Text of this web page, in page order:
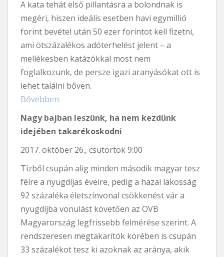
A kata tehát első pillantásra a bolondnak is
megéri, hiszen ideális esetben havi egymillió
forint bevétel után 50 ezer forintot kell fizetni,
ami ötszázalékos adóterhelést jelent – a
mellékesben katázókkal most nem
foglalkozunk, de persze igazi aranyásókat ott is
lehet találni bőven.
Bővebben
Nagy bajban leszünk, ha nem kezdünk
idejében takarékoskodni
2017. október 26., csütörtök 9:00
Tízből csupán alig minden második magyar tesz
félre a nyugdíjas éveire, pedig a hazai lakosság
92 százaléka életszínvonal csökkenést vár a
nyugdíjba vonulást követően az OVB
Magyarország legfrissebb felmérése szerint. A
rendszeresen megtakarítók körében is csupán
33 százalékot tesz ki azoknak az aránya, akik